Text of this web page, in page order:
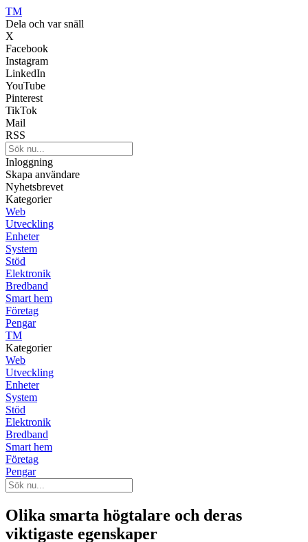
TM
Dela och var snäll
X
Facebook
Instagram
LinkedIn
YouTube
Pinterest
TikTok
Mail
RSS
Inloggning
Skapa användare
Nyhetsbrevet
Kategorier
Web
Utveckling
Enheter
System
Stöd
Elektronik
Bredband
Smart hem
Företag
Pengar
TM
Kategorier
Web
Utveckling
Enheter
System
Stöd
Elektronik
Bredband
Smart hem
Företag
Pengar
Olika smarta högtalare och deras
viktigaste egenskaper